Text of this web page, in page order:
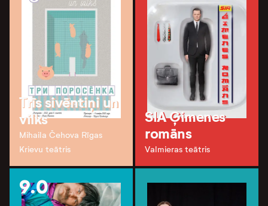
Trīs sivēntiņi un
vilks
Mihaila Čehova Rīgas
Krievu teātris
SIA Ģimenes
romāns
Valmieras teātris
9.0